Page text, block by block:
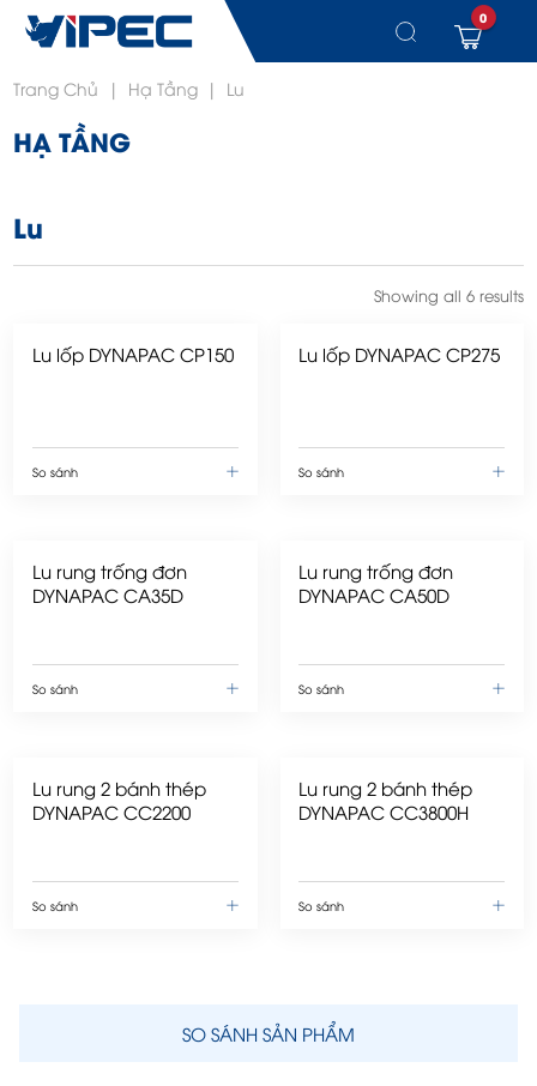
Chuyển
nội
dung
0
Trang Chủ | Hạ Tầng | Lu
HẠ TẦNG
Lu
Showing all 6 results
Lu lốp DYNAPAC CP150
So sánh
Lu lốp DYNAPAC CP275
So sánh
Lu rung trống đơn
DYNAPAC CA35D
So sánh
Lu rung trống đơn
DYNAPAC CA50D
So sánh
Lu rung 2 bánh thép
DYNAPAC CC2200
So sánh
Lu rung 2 bánh thép
DYNAPAC CC3800H
So sánh
SO SÁNH SẢN PHẨM